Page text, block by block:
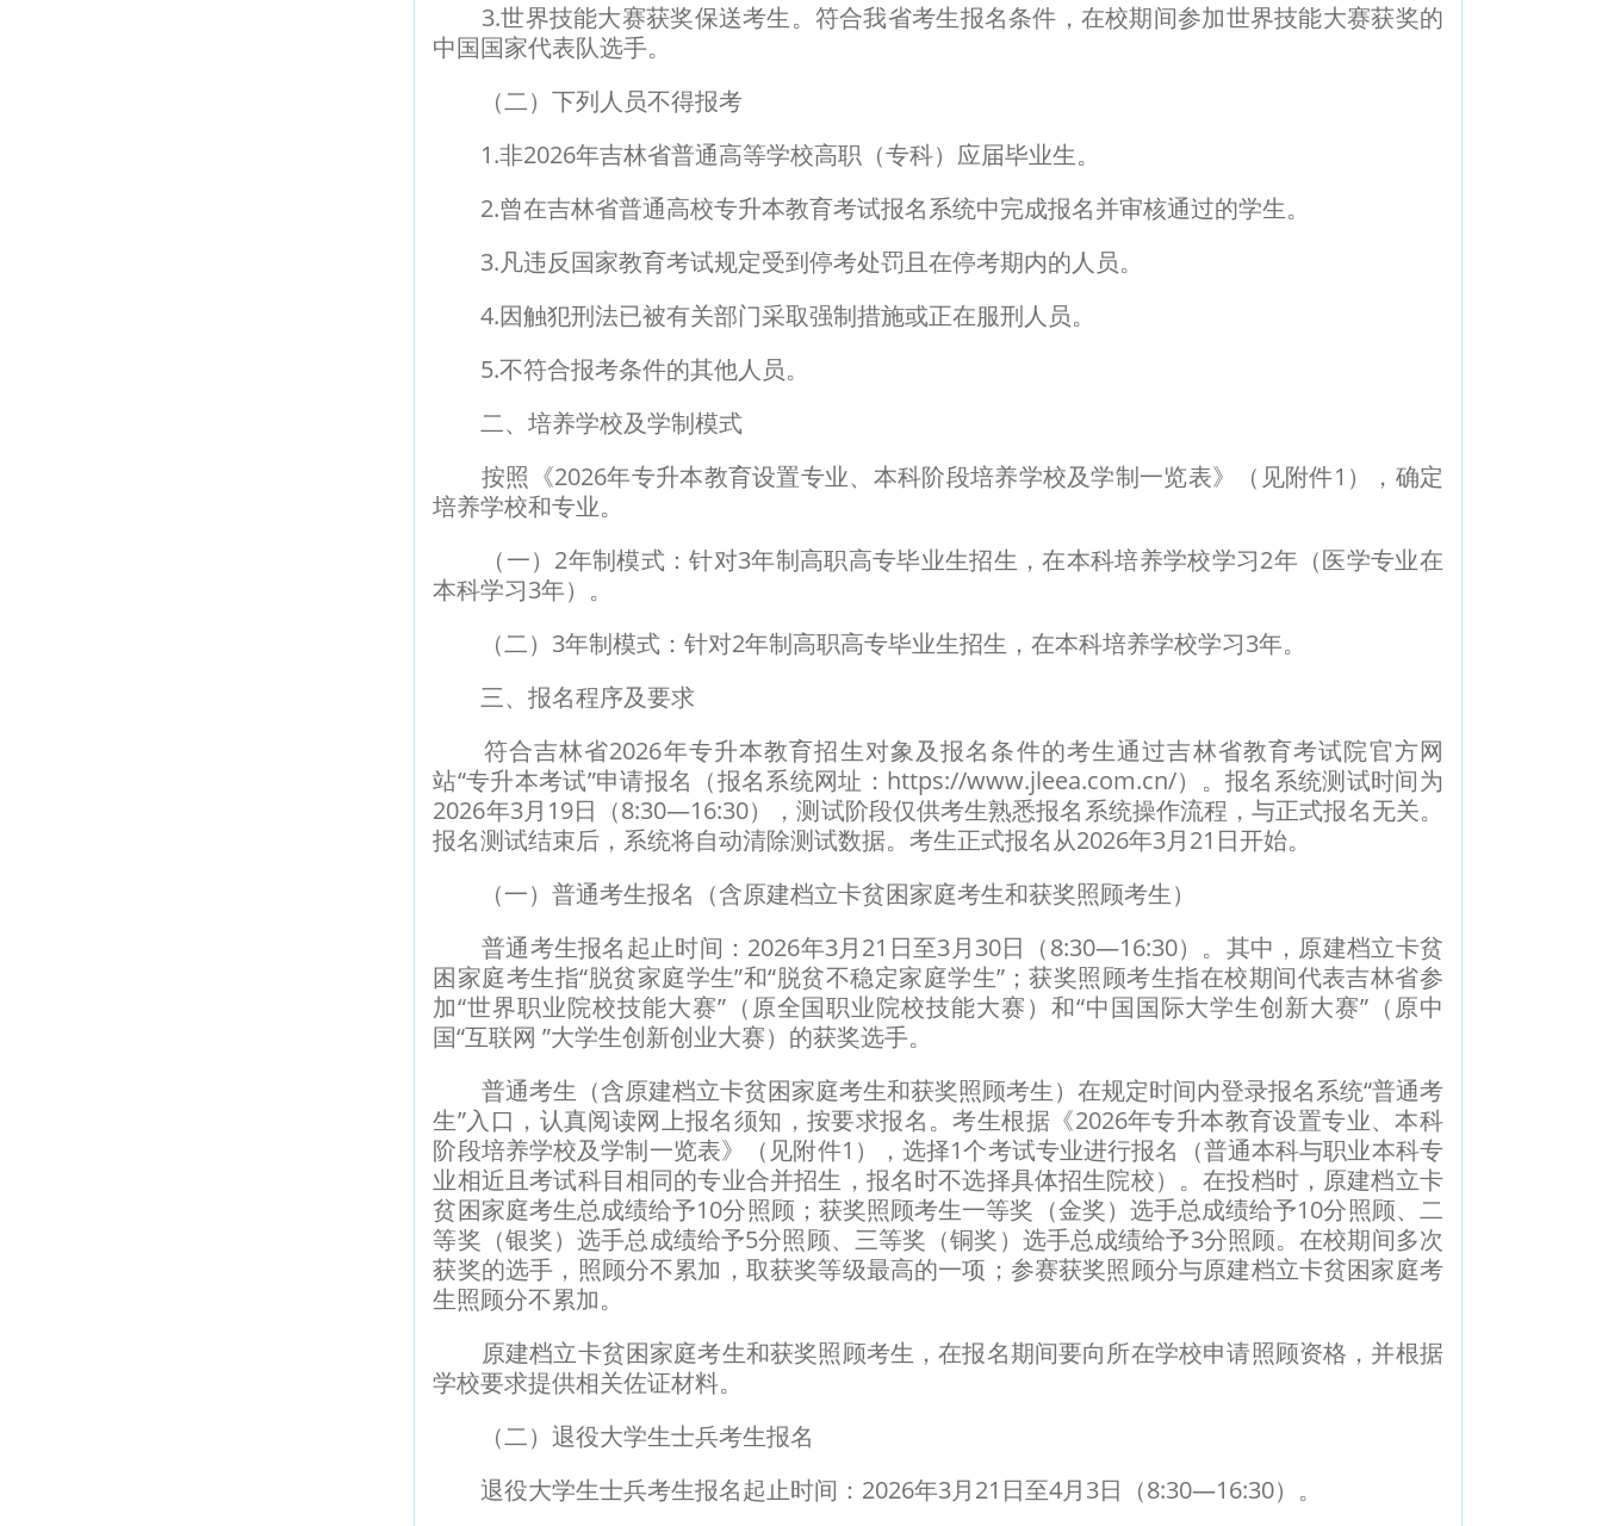
3.世界技能大赛获奖保送考生。符合我省考生报名条件，在校期间参加世界技能大赛获奖的
中国国家代表队选手。
（二）下列人员不得报考
1.非2026年吉林省普通高等学校高职（专科）应届毕业生。
2.曾在吉林省普通高校专升本教育考试报名系统中完成报名并审核通过的学生。
3.凡违反国家教育考试规定受到停考处罚且在停考期内的人员。
4.因触犯刑法已被有关部门采取强制措施或正在服刑人员。
5.不符合报考条件的其他人员。
二、培养学校及学制模式
按照《2026年专升本教育设置专业、本科阶段培养学校及学制一览表》（见附件1），确定
培养学校和专业。
（一）2年制模式：针对3年制高职高专毕业生招生，在本科培养学校学习2年（医学专业在
本科学习3年）。
（二）3年制模式：针对2年制高职高专毕业生招生，在本科培养学校学习3年。
三、报名程序及要求
符合吉林省2026年专升本教育招生对象及报名条件的考生通过吉林省教育考试院官方网
站“专升本考试”申请报名（报名系统网址：https://www.jleea.com.cn/）。报名系统测试时间为
2026年3月19日（8:30—16:30），测试阶段仅供考生熟悉报名系统操作流程，与正式报名无关。
报名测试结束后，系统将自动清除测试数据。考生正式报名从2026年3月21日开始。
（一）普通考生报名（含原建档立卡贫困家庭考生和获奖照顾考生）
普通考生报名起止时间：2026年3月21日至3月30日（8:30—16:30）。其中，原建档立卡贫
困家庭考生指“脱贫家庭学生”和“脱贫不稳定家庭学生”；获奖照顾考生指在校期间代表吉林省参
加“世界职业院校技能大赛”（原全国职业院校技能大赛）和“中国国际大学生创新大赛”（原中
国“互联网 ”大学生创新创业大赛）的获奖选手。
普通考生（含原建档立卡贫困家庭考生和获奖照顾考生）在规定时间内登录报名系统“普通考
生”入口，认真阅读网上报名须知，按要求报名。考生根据《2026年专升本教育设置专业、本科
阶段培养学校及学制一览表》（见附件1），选择1个考试专业进行报名（普通本科与职业本科专
业相近且考试科目相同的专业合并招生，报名时不选择具体招生院校）。在投档时，原建档立卡
贫困家庭考生总成绩给予10分照顾；获奖照顾考生一等奖（金奖）选手总成绩给予10分照顾、二
等奖（银奖）选手总成绩给予5分照顾、三等奖（铜奖）选手总成绩给予3分照顾。在校期间多次
获奖的选手，照顾分不累加，取获奖等级最高的一项；参赛获奖照顾分与原建档立卡贫困家庭考
生照顾分不累加。
原建档立卡贫困家庭考生和获奖照顾考生，在报名期间要向所在学校申请照顾资格，并根据
学校要求提供相关佐证材料。
（二）退役大学生士兵考生报名
退役大学生士兵考生报名起止时间：2026年3月21日至4月3日（8:30—16:30）。